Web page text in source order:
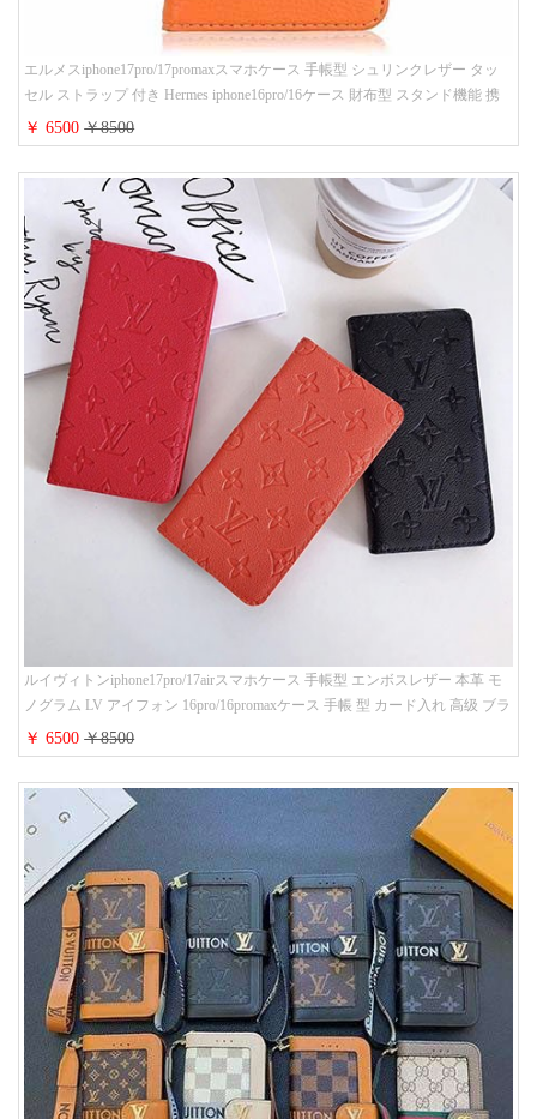
エルメスiphone17pro/17promaxスマホケース 手帳型 シュリンクレザー タッ
セル ストラップ 付き Hermes iphone16pro/16ケース 財布型 スタンド機能 携
帯カバー ハイ ブランド アイフォーン15/14/13ケース 手帳 レディース 人気
￥ 6500￥8500
ルイヴィトンiphone17pro/17airスマホケース 手帳型 エンボスレザー 本革 モ
ノグラム LV アイフォン 16pro/16promaxケース 手帳 型 カード入れ 高级 ブラ
ンド iPhone 15/14/13 proケース 手帳型 男女通用 大人かわいい
￥ 6500￥8500